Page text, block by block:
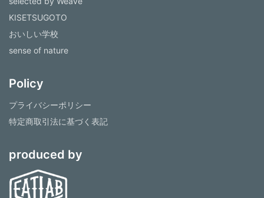
KISETSUGOTO
おいしい学校
sense of nature
Policy
プライバシーポリシー
特定商取引法に基づく表記
produced by